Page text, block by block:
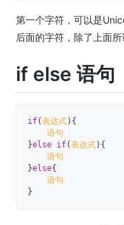
第一个字符，可以是
后面的字符，除了上面
if else 语句
if(表达式) {
}else if(表达式) {
}else{
}